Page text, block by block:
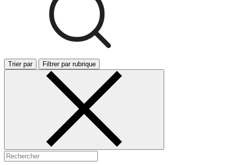
Trier par Filtrer par rubrique